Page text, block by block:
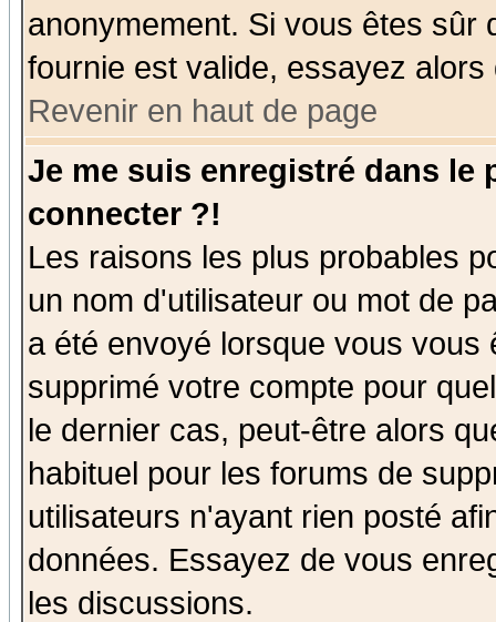
anonymement. Si vous êtes sûr
fournie est valide, essayez
Revenir en haut de page
Je me suis enregistré dans le
connecter ?!
Les raisons les plus probables
un nom d'utilisateur ou mot de
a été envoyé lorsque vous
supprimé votre compte pour
le dernier cas, peut-être alors
habituel pour les forums de
utilisateurs n'ayant rien posté
données. Essayez de vous
les discussions.